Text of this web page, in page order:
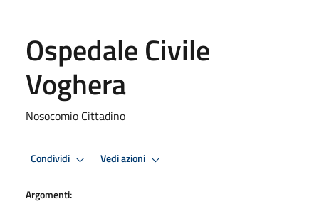
Ospedale Civile
Voghera
Nosocomio Cittadino
Condividi Vedi azioni
Argomenti: